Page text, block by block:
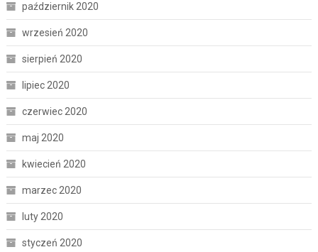
październik 2020
wrzesień 2020
sierpień 2020
lipiec 2020
czerwiec 2020
maj 2020
kwiecień 2020
marzec 2020
luty 2020
styczeń 2020